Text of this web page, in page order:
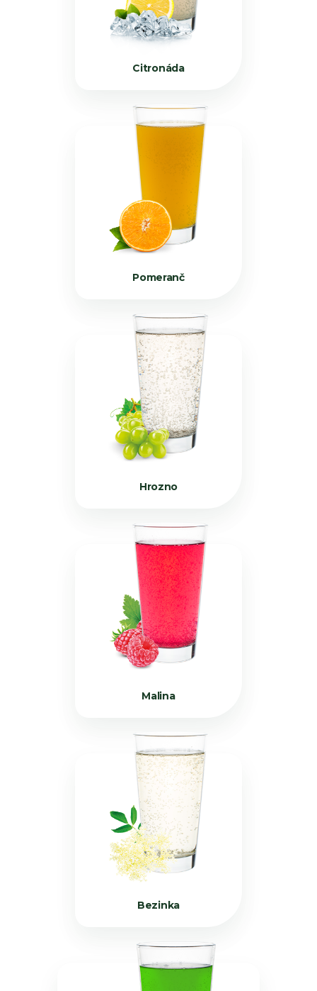
Citronáda
Pomeranč
Hrozno
Malina
Bezinka